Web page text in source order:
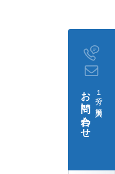
１分で簡単入力
お問い合わせ